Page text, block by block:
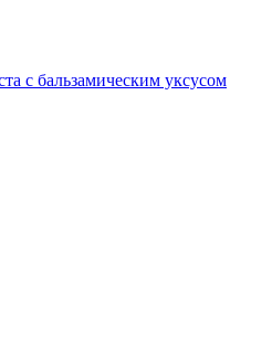
с бальзамическим уксусом